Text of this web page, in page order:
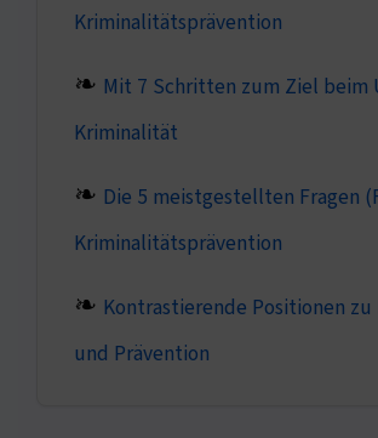
Kriminalitätsprävention
Mit 7 Schritten zum Ziel beim
Kriminalität
Die 5 meistgestellten Fragen
Kriminalitätsprävention
Kontrastierende Positionen
und Prävention